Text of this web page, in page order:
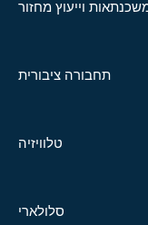
וייעוץ מחזור
תחבורה ציבורית
טלוויזיה
סלולארי